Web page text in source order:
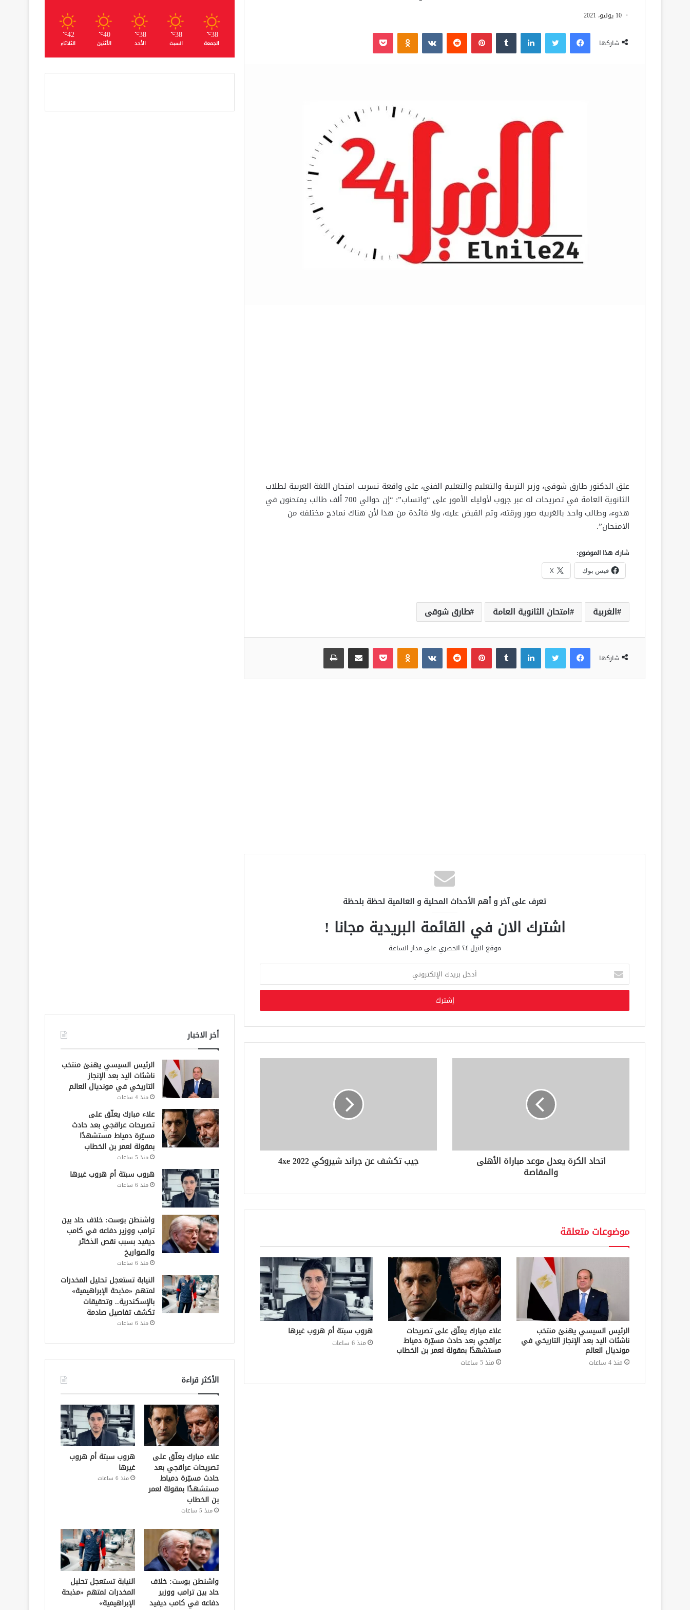
10 يوليو، 2021
شاركها
فيسبوك لينكدإن بينتيريست
علق الدكتور طارق شوقى، وزير التربية والتعليم والتعليم الفني، على واقعة تسريب امتحان اللغة العربية لطلاب
الثانوية العامة في تصريحات له عبر جروب لأولياء الأمور على “واتساب”: “إن حوالي 700 ألف طالب يمتحنون في
هدوء، وطالب واحد بالغربية صور ورقته، وتم القبض عليه، ولا فائدة من هذا لأن هناك نماذج مختلفة من
الامتحان”.
شارك هذا الموضوع:
فيس بوك X
الغربية امتحان الثانوية العامة طارق شوقى
شاركها
فيسبوك لينكدإن بينتيريست بوكيت
تعرف على آخر و أهم الأحداث المحلية و العالمية لحظة بلحظة
اشترك الان في القائمة البريدية مجانا !
موقع النيل ٢٤ الحصري علي مدار الساعة
خ
ب
د
ك
ن
اتحاد الكرة يعدل موعد مباراة الأهلى
والمقاصة
جيب تكشف عن جراند شيروكي 4xe 2022
موضوعات متعلقة
الرئيس السيسي يهنئ منتخب
ناشئات اليد بعد الإنجاز التاريخي في
مونديال العالم
منذ 4 ساعات
علاء مبارك يعلّق على تصريحات
عراقجي بعد حادث مسيّرة دمياط
مستشهدًا بمقولة لعمر بن الخطاب
منذ 5 ساعات
هروب سبتة أم هروب غيرها
منذ 6 ساعات
38
℃
الجمعة
38
℃
السبت
38
℃
الأحد
40
℃
الأثنين
42
℃
الثلاثاء
أخر الاخبار
الرئيس السيسي يهنئ منتخب
ناشئات اليد بعد الإنجاز
التاريخي في مونديال العالم
منذ 4 ساعات
علاء مبارك يعلّق على
تصريحات عراقجي بعد حادث
مسيّرة دمياط مستشهدًا
بمقولة لعمر بن الخطاب
منذ 5 ساعات
هروب سبتة أم هروب غيرها
منذ 6 ساعات
واشنطن بوست: خلاف حاد بين
ترامب ووزير دفاعه في كامب
ديفيد بسبب نقص الذخائر
والصواريخ
منذ 6 ساعات
النيابة تستعجل تحليل المخدرات
لمتهم «مذبحة الإبراهيمية»
بالإسكندرية.. وتحقيقات
تكشف تفاصيل صادمة
منذ 6 ساعات
الأكثر قراءة
علاء مبارك يعلّق على
تصريحات عراقجي بعد
حادث مسيّرة دمياط
مستشهدًا بمقولة لعمر
بن الخطاب
منذ 5 ساعات
هروب سبتة أم هروب
غيرها
منذ 6 ساعات
واشنطن بوست: خلاف
حاد بين ترامب ووزير
دفاعه في كامب ديفيد
النيابة تستعجل تحليل
المخدرات لمتهم «مذبحة
الإبراهيمية»